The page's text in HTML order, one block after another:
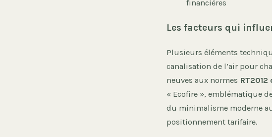
financières
Les facteurs qui
Plusieurs éléments
canalisation de l’air pour
neuves aux normes RT2012
« Ecofire », emblématique
du minimalisme moderne
positionnement tarifaire.